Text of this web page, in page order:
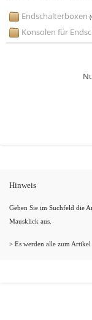
Endschalterboxen
Konsolen für
Hinweis
Geben Sie im Suchfeld die
Mausklick aus.
> Es werden alle zum